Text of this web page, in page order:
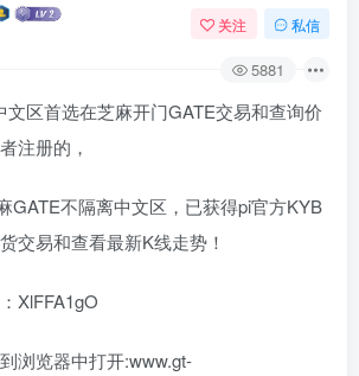
关注 私信
5881
文区首选在芝麻开门GATE交易和查询价
注册的，
GATE不隔离中文区，已获得pi官方KYB
交易和查看最新K线走势！
XlFFA1gO
浏览器中打开:www.gt-